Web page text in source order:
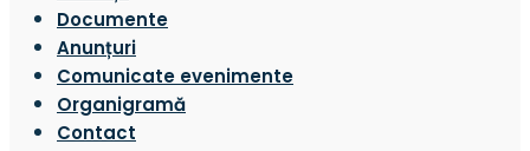
Documente
Anunțuri
Comunicate evenimente
Organigramă
Contact